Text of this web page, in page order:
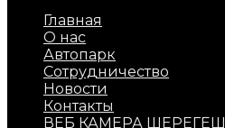
Главная
О нас
Автопарк
Сотрудничество
Новости
Контакты
ВЕБ КАМЕРА ШЕРЕГЕШ